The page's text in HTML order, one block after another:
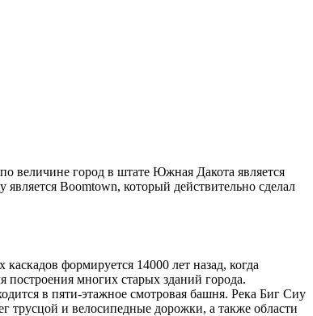
величине город в штате Южная Дакота является
Boomtown, который действительно сделал
формируется 14000 лет назад, когда
построения многих старых зданий города.
в пяти-этажное смотровая башня. Река Биг Сиу
трусцой и велосипедные дорожки, а также области